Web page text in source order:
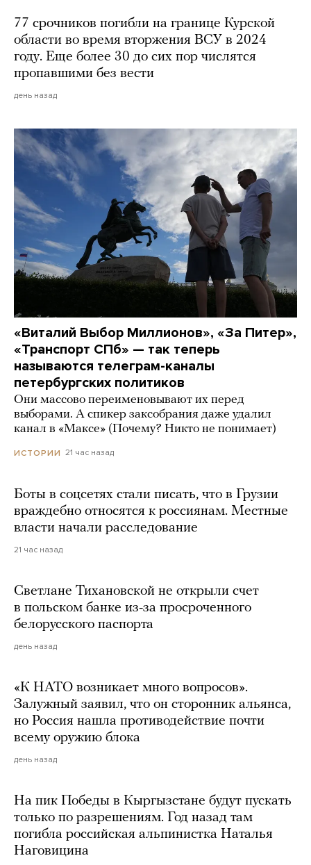
77 срочников погибли на границе Курской
области во время вторжения ВСУ в 2024
году. Еще более 30 до сих пор числятся
пропавшими без вести
день назад
«Виталий Выбор Миллионов», «За Питер»,
«Транспорт СПб» — так теперь
называются телеграм-каналы
петербургских политиков
Они массово переименовывают их перед
выборами. А спикер заксобрания даже удалил
канал в «Максе» (Почему? Никто не понимает)
ИСТОРИИ 21 час назад
Боты в соцсетях стали писать, что в Грузии
враждебно относятся к россиянам. Местные
власти начали расследование
21 час назад
Светлане Тихановской не открыли счет
в польском банке из-за просроченного
белорусского паспорта
день назад
«К НАТО возникает много вопросов».
Залужный заявил, что он сторонник альянса,
но Россия нашла противодействие почти
всему оружию блока
день назад
На пик Победы в Кыргызстане будут пускать
только по разрешениям. Год назад там
погибла российская альпинистка Наталья
Наговицина